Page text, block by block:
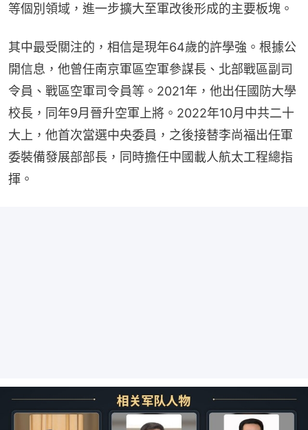
等個別領域，進一步擴大至軍改後形成的主要板塊。
其中最受關注的，相信是現年64歲的許學強。根據公
開信息，他曾任南京軍區空軍參謀長、北部戰區副司
令員、戰區空軍司令員等。2021年，他出任國防大學
校長，同年9月晉升空軍上將。2022年10月中共二十
大上，他首次當選中央委員，之後接替李尚福出任軍
委裝備發展部部長，同時擔任中國載人航太工程總指
揮。